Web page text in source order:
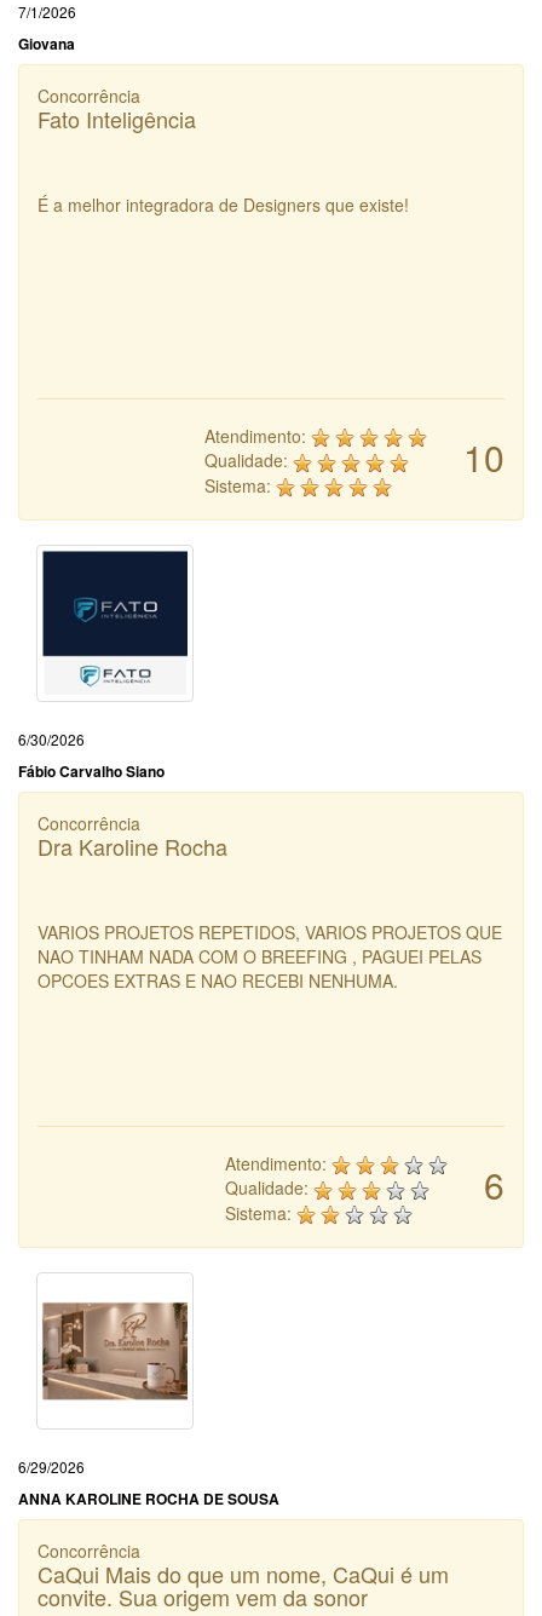
7/1/2026
Giovana
Concorrência
Fato Inteligência
É a melhor integradora de Designers que existe!
10
Atendimento:
Qualidade:
Sistema:
6/30/2026
Fábio Carvalho Siano
Concorrência
Dra Karoline Rocha
VARIOS PROJETOS REPETIDOS, VARIOS PROJETOS QUE
NAO TINHAM NADA COM O BREEFING , PAGUEI PELAS
OPCOES EXTRAS E NAO RECEBI NENHUMA.
6
Atendimento:
Qualidade:
Sistema:
6/29/2026
ANNA KAROLINE ROCHA DE SOUSA
Concorrência
CaQui Mais do que um nome, CaQui é um
convite. Sua origem vem da sonor